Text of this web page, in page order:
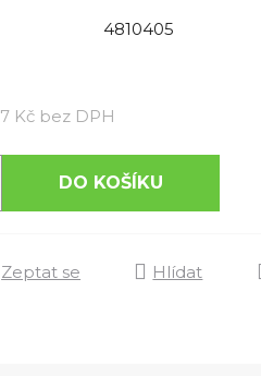
4810405
Kč bez DPH
DO KOŠÍKU
Zeptat se Hlídat